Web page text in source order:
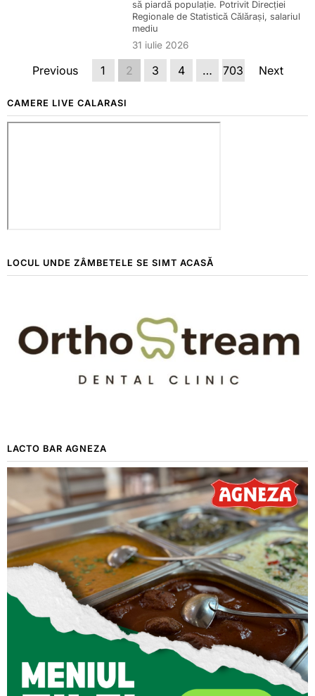
să piardă populație. Potrivit Direcției
Regionale de Statistică Călărași, salariul
mediu
31 iulie 2026
Previous 1 2 3 4 … 703 Next
CAMERE LIVE CALARASI
LOCUL UNDE ZÂMBETELE SE SIMT ACASĂ
LACTO BAR AGNEZA